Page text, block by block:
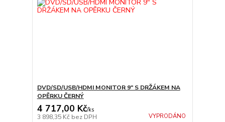
DVD/SD/USB/HDMI MONITOR 9" S DRŽÁKEM NA
OPĚRKU ČERNÝ
4 717,00 Kč/ks
3 898,35 Kč bez DPH VYPRODÁNO